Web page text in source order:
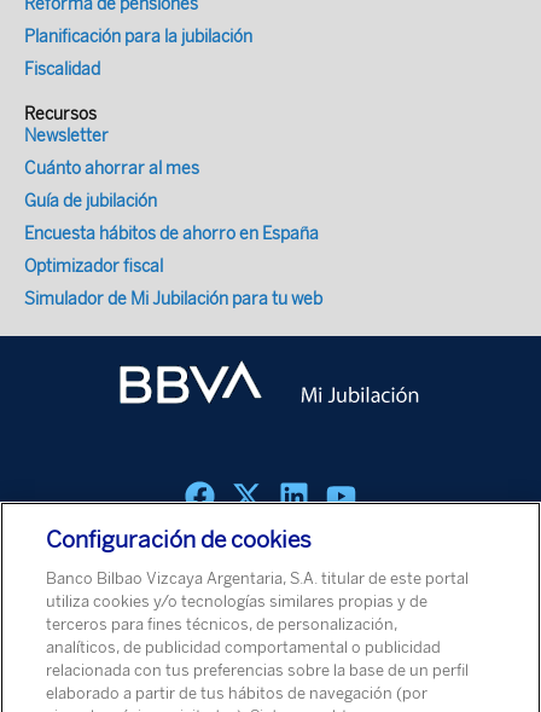
Reforma de pensiones
Planificación para la jubilación
Fiscalidad
Recursos
Newsletter
Cuánto ahorrar al mes
Guía de jubilación
Encuesta hábitos de ahorro en España
Optimizador fiscal
Simulador de Mi Jubilación para tu web
Política de cookies Aviso Legal
Política de Protección de Datos
Aviso de Seguridad
© Banco Bilbao Vizcaya Argentaria, S.A. 2026
Configuración de cookies
Banco Bilbao Vizcaya Argentaria, S.A. titular de este portal
utiliza cookies y/o tecnologías similares propias y de
terceros para fines técnicos, de personalización,
analíticos, de publicidad comportamental o publicidad
relacionada con tus preferencias sobre la base de un perfil
elaborado a partir de tus hábitos de navegación (por